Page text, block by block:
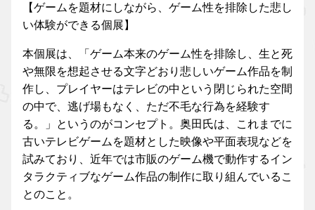
【ゲームを題材にしながら、ゲーム性を排除した悲し
い体験ができる個展】
本個展は、「ゲーム本来のゲーム性を排除し、生と死
や無限を想起させる文字どおり悲しいゲーム作品を制
作し、プレイヤーはテレビの中という閉じられた空間
の中で、逃げ場もなく、ただ不毛な行為を経験す
る。」というのがコンセプト。奥田氏は、これまでに
古いテレビゲームを題材とした映像や平面表現などを
試みており、近年では市販のゲーム機で動作するイン
タラクティブなゲーム作品の制作に取り組んでいるこ
とのこと。